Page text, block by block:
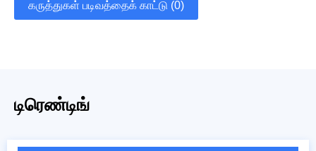
கருத்துகள் படிவத்தைக் காட்டு (0)
டிரெண்டிங்